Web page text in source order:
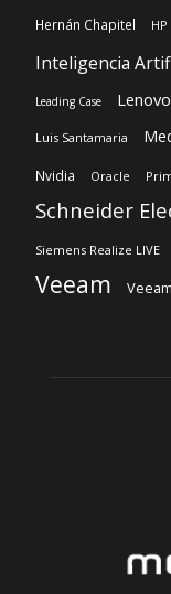
Hernán Chapitel HP
Inteligencia
Leading Case Lenovo
Luis Santamaria
Nvidia Oracle
Schneider
Siemens Realize LIVE
Veeam